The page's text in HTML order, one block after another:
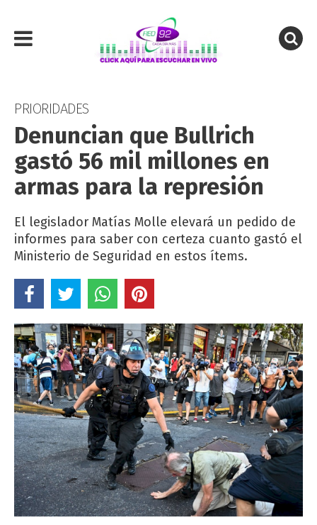
PRIORIDADES
Denuncian que Bullrich
gastó 56 mil millones en
armas para la represión
El legislador Matías Molle elevará un pedido de
informes para saber con certeza cuanto gastó el
Ministerio de Seguridad en estos ítems.